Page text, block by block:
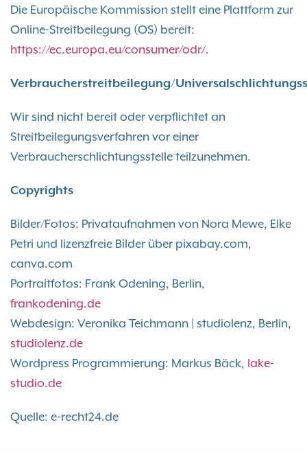
Die Europäische Kommission stellt eine Plattform zur
Online-Streitbeilegung (OS) bereit:
https://ec.europa.eu/consumer/odr/.
Verbraucherstreitbeilegung/
Wir sind nicht bereit oder verpflichtet an
Streitbeilegungsverfahren vor einer
Verbraucherschlichtungsstelle teilzunehmen.
Copyrights
Bilder/Fotos: Privataufnahmen von Nora Mewe, Elke
Petri und lizenzfreie Bilder über pixabay.com,
canva.com
Portraitfotos: Frank Odening, Berlin,
frankodening.de
Webdesign: Veronika Teichmann | studiolenz, Berlin,
studiolenz.de
Wordpress Programmierung: Markus Bäck, lake-
studio.de
Quelle: e-recht24.de